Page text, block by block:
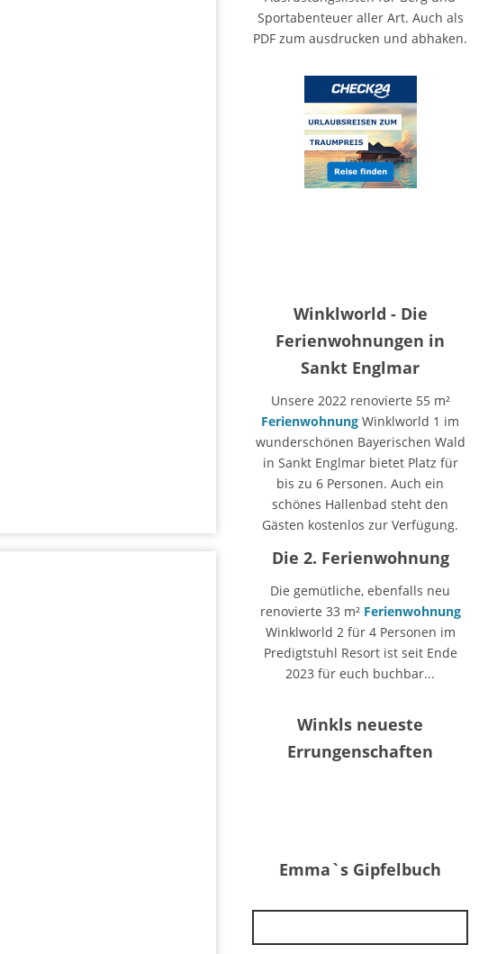
Sportabenteuer aller Art. Auch als
PDF zum ausdrucken und abhaken.
Winklworld - Die
Ferienwohnungen in
Sankt Englmar
Unsere 2022 renovierte 55 m²
Ferienwohnung Winklworld 1 im
wunderschönen Bayerischen Wald
in Sankt Englmar bietet Platz für
bis zu 6 Personen. Auch ein
schönes Hallenbad steht den
Gästen kostenlos zur Verfügung.
Die 2. Ferienwohnung
Die gemütliche, ebenfalls neu
renovierte 33 m² Ferienwohnung
Winklworld 2 für 4 Personen im
Predigtstuhl Resort ist seit Ende
2023 für euch buchbar...
Winkls neueste
Errungenschaften
Emma`s Gipfelbuch